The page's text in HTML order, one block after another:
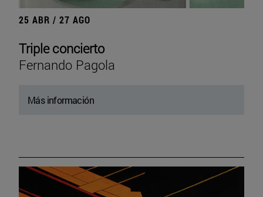
25 ABR / 27 AGO
Triple concierto
Fernando Pagola
Más información